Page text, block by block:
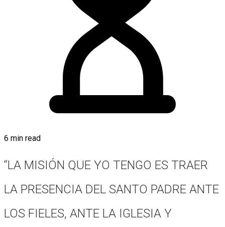
6 min read
“LA MISIÓN QUE YO TENGO ES TRAER
LA PRESENCIA DEL SANTO PADRE ANTE
LOS FIELES, ANTE LA IGLESIA Y